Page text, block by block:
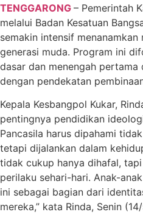
TENGGARONG – Pemerintah
melalui Badan Kesatuan
semakin intensif
generasi muda. Program ini
dasar dan menengah pertama
dengan pendekatan
Kepala Kesbangpol Kukar,
pentingnya pendidikan
Pancasila harus dipahami
tetapi dijalankan dalam
tidak cukup hanya dihafal,
perilaku sehari-hari. Anak-
ini sebagai bagian dari
mereka,” kata Rinda, Senin